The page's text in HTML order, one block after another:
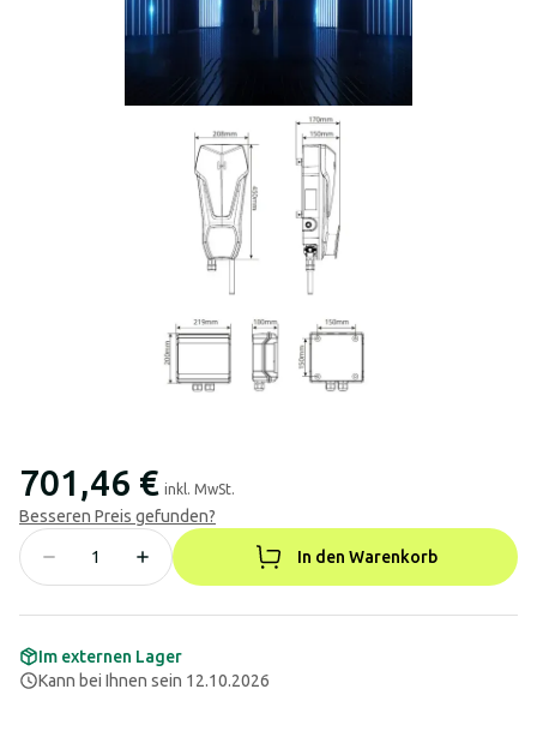
701,46 € inkl. MwSt.
Besseren Preis gefunden?
In den Warenkorb
Im externen Lager
Kann bei Ihnen sein 12.10.2026